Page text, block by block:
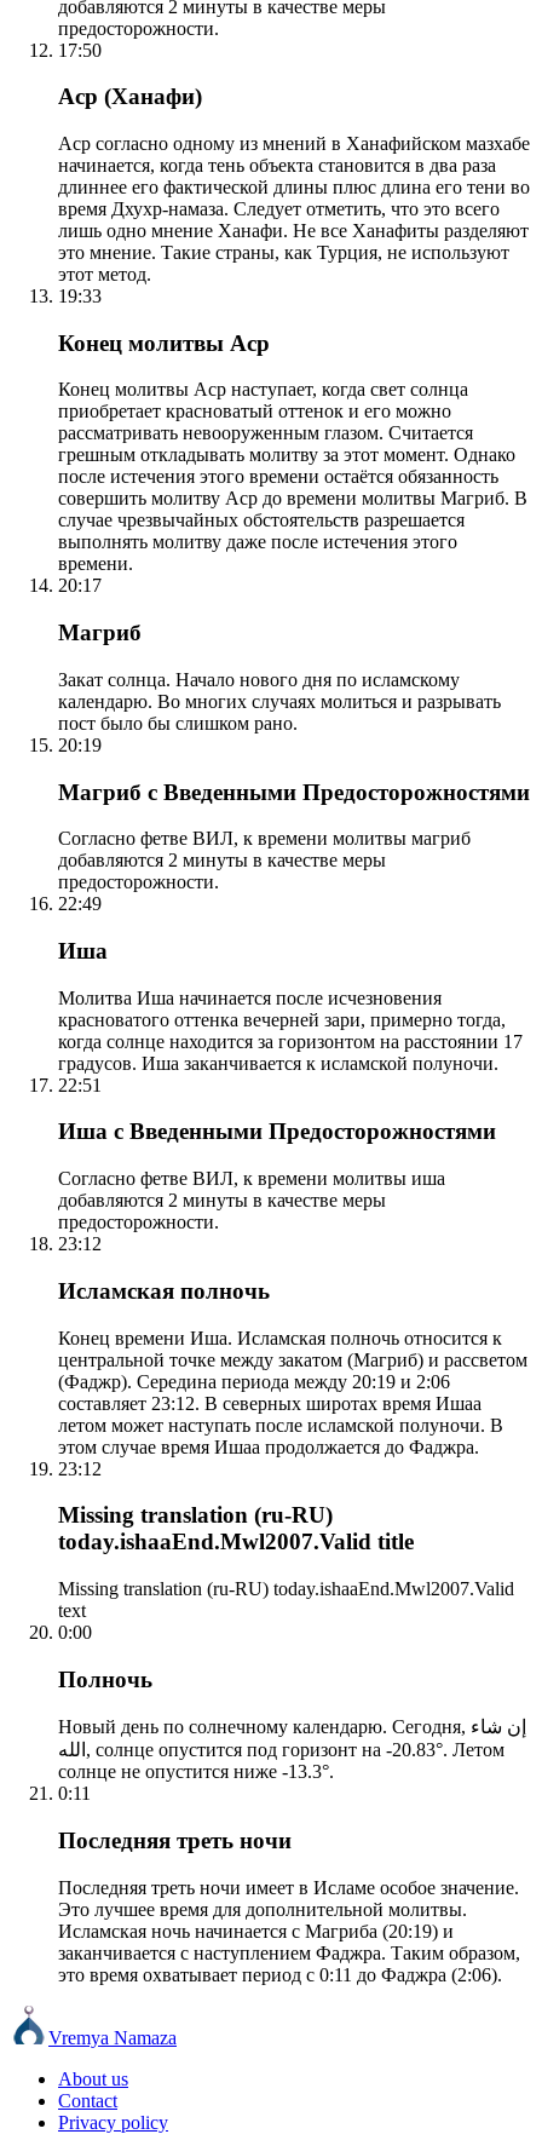
добавляются 2 минуты в качестве меры
предосторожности.
17:50
Аср (Ханафи)
Аср согласно одному из мнений в Ханафийском мазхабе
начинается, когда тень объекта становится в два раза
длиннее его фактической длины плюс длина его тени во
время Дхухр-намаза. Следует отметить, что это всего
лишь одно мнение Ханафи. Не все Ханафиты разделяют
это мнение. Такие страны, как Турция, не используют
этот метод.
19:33
Конец молитвы Аср
Конец молитвы Аср наступает, когда свет солнца
приобретает красноватый оттенок и его можно
рассматривать невооруженным глазом. Считается
грешным откладывать молитву за этот момент. Однако
после истечения этого времени остаётся обязанность
совершить молитву Аср до времени молитвы Магриб. В
случае чрезвычайных обстоятельств разрешается
выполнять молитву даже после истечения этого
времени.
20:17
Магриб
Закат солнца. Начало нового дня по исламскому
календарю. Во многих случаях молиться и разрывать
пост было бы слишком рано.
20:19
Магриб с Введенными Предосторожностями
Согласно фетве ВИЛ, к времени молитвы магриб
добавляются 2 минуты в качестве меры
предосторожности.
22:49
Иша
Молитва Иша начинается после исчезновения
красноватого оттенка вечерней зари, примерно тогда,
когда солнце находится за горизонтом на расстоянии 17
градусов. Иша заканчивается к исламской полуночи.
22:51
Иша с Введенными Предосторожностями
Согласно фетве ВИЛ, к времени молитвы иша
добавляются 2 минуты в качестве меры
предосторожности.
23:12
Исламская полночь
Конец времени Иша. Исламская полночь относится к
центральной точке между закатом (Магриб) и рассветом
(Фаджр). Середина периода между 20:19 и 2:06
составляет 23:12. В северных широтах время Ишаа
летом может наступать после исламской полуночи. В
этом случае время Ишаа продолжается до Фаджра.
23:12
Missing translation (ru-RU)
today.ishaaEnd.Mwl2007.Valid title
Missing translation (ru-RU) today.ishaaEnd.Mwl2007.Valid
text
0:00
Полночь
Новый день по солнечному календарю. Сегодня, إن شاء
الله, солнце опустится под горизонт на -20.83°. Летом
солнце не опустится ниже -13.3°.
0:11
Последняя треть ночи
Последняя треть ночи имеет в Исламе особое значение.
Это лучшее время для дополнительной молитвы.
Исламская ночь начинается с Магриба (20:19) и
заканчивается с наступлением Фаджра. Таким образом,
это время охватывает период с 0:11 до Фаджра (2:06).
Vremya Namaza
About us
Contact
Privacy policy